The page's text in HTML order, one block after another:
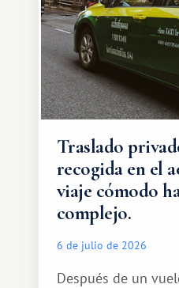
Traslado
recogida en el
viaje cómodo
complejo.
6 de julio de 2026
Después de un